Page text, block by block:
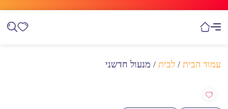
עמוד הבית / לבית / מנעול חדשני